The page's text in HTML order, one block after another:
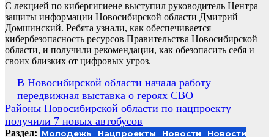
С лекцией по кибергигиене выступил руководитель Центра
защиты информации Новосибирской области Дмитрий
Домшинский. Ребята узнали, как обеспечивается
кибербезопасность ресурсов Правительства Новосибирской
области, и получили рекомендации, как обезопасить себя и
своих близких от цифровых угроз.
Навигация
по
записям
В Новосибирской области начала работу
передвижная выставка о героях СВО
Районы Новосибирской области по нацпроекту
получили 7 новых автобусов
Раздел: Молодежь Нацпроекты Новости Новости